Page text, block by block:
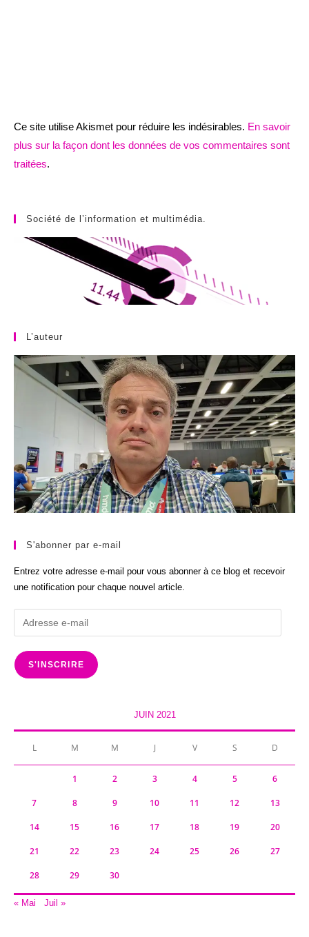
Ce site utilise Akismet pour réduire les indésirables. En savoir
plus sur la façon dont les données de vos commentaires sont
traitées.
Société de l’information et multimédia.
L’auteur
S'abonner par e-mail
Entrez votre adresse e-mail pour vous abonner à ce blog et recevoir
une notification pour chaque nouvel article.
e-
mail
S'INSCRIRE
JUIN 2021
L M M J V S D
1 2 3 4 5 6
7 8 9 10 11 12 13
14 15 16 17 18 19 20
21 22 23 24 25 26 27
28 29 30
« Mai Juil »